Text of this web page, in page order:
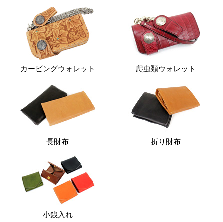
カービングウォレット 爬虫類ウォレット
長財布 折り財布
小銭入れ